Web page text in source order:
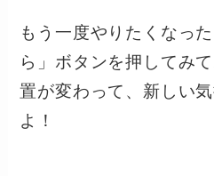
もう一度やりたくなっ
ら」ボタンを押してみ
置が変わって、新しい
よ！